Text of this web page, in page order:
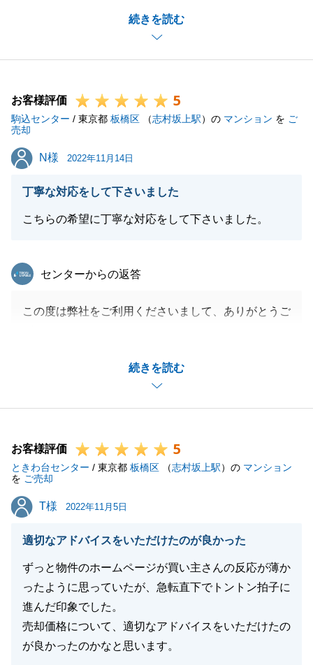
続きを読む
また何かお手伝いをすることがございましたら何なり
とお申しつけください。
お客様評価 5
駒込センター / 東京都 板橋区 （志村坂上駅）の マンション を ご
売却
N様
N様 2022年11月14日
丁寧な対応をして下さいました
こちらの希望に丁寧な対応をして下さいました。
続きを読む
東急リバブル
センターからの返答
この度は弊社をご利用くださいまして、ありがとうご
色々とご協力頂きましてありがとうございました。
また何かございましたら、いつでもご相談頂ければと
どうぞ宜しくお願い致します。
お客様評価 5
ときわ台センター / 東京都 板橋区 （志村坂上駅）の マンション
を ご売却
T様
T様 2022年11月5日
適切なアドバイスをいただけたのが良かった
ずっと物件のホームページが買い主さんの反応が薄か
ったように思っていたが、急転直下でトントン拍子に
進んだ印象でした。
売却価格について、適切なアドバイスをいただけたの
が良かったのかなと思います。